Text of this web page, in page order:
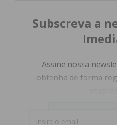
Subscreva a
Assine nossa
obtenha de forma